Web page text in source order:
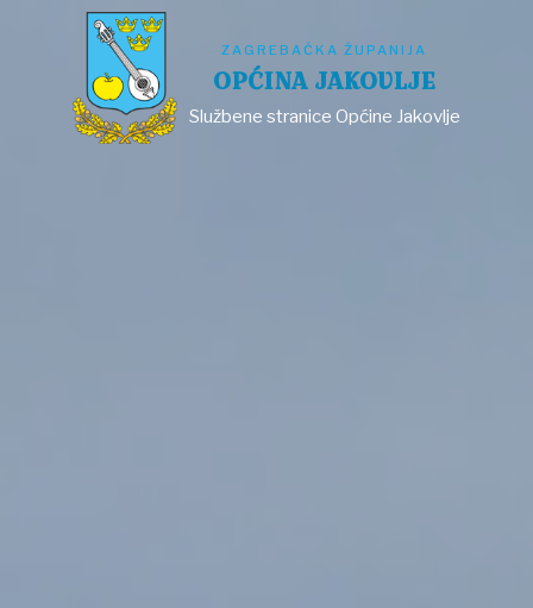
ZAGREBAČKA ŽUPANIJA
OPĆINA JAKOVLJE
Službene stranice Općine Jakovlje